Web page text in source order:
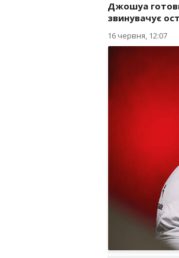
Джошуа
звинувачує
16 червня, 12:07